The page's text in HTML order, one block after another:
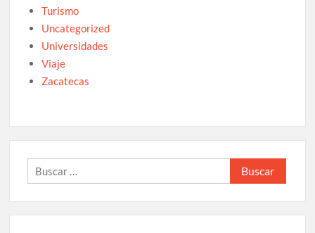
Turismo
Uncategorized
Universidades
Viaje
Zacatecas
Buscar: